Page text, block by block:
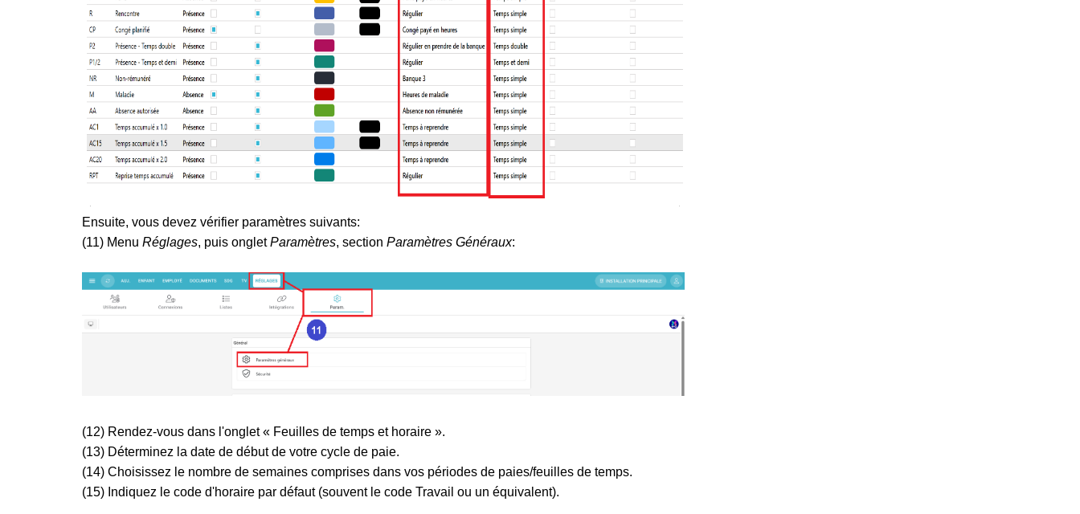
Ensuite, vous devez vérifier paramètres suivants:
(11) Menu Réglages, puis ongletParamètres, section Paramètres Généraux:
(12) Rendez-vous dans l'onglet « Feuilles de temps et horaire ».
(13) Déterminez la date de début de votre cycle de paie.
(14) Choisissez le nombre de semaines comprises dans vos périodes de paies/feuilles de temps.
(15) Indiquez le code d'horaire par défaut (souvent le code Travail ou un équivalent).